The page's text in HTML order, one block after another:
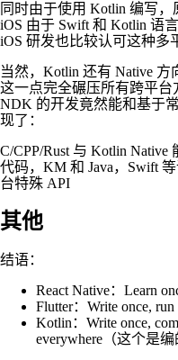
同时由于使用 Kotlin 编写，
iOS 由于 Swift 和 Kotlin 语
iOS 研发也比较认可这种多
当然，Kotlin 还有 Native 方
这一点完全碾压所有跨平台
NDK 的开发竟然能和基于
现了：
C/CPP/Rust 与 Kotlin
代码，KM 和 Java，Swift
台特殊 API
其他
结语：
React Native：Learn
Flutter：Write once, run
Kotlin：Write once,
everywhere（这个是编